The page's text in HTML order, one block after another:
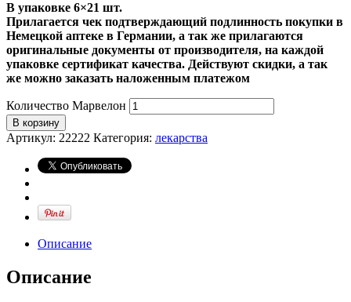
В упаковке 6×21 шт.
Прилагается чек подтверждающий подлинность покупки в
Немецкой аптеке в Германии, а так же прилагаются
оригинальные документы от производителя, на каждой
упаковке сертификат качества. Действуют скидки, а так
же можно заказать наложенным платежом
Количество Марвелон
В корзину
Артикул: 22222 Категория: лекарства
Описание
Описание